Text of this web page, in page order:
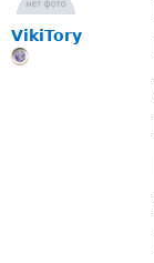
VikiTory